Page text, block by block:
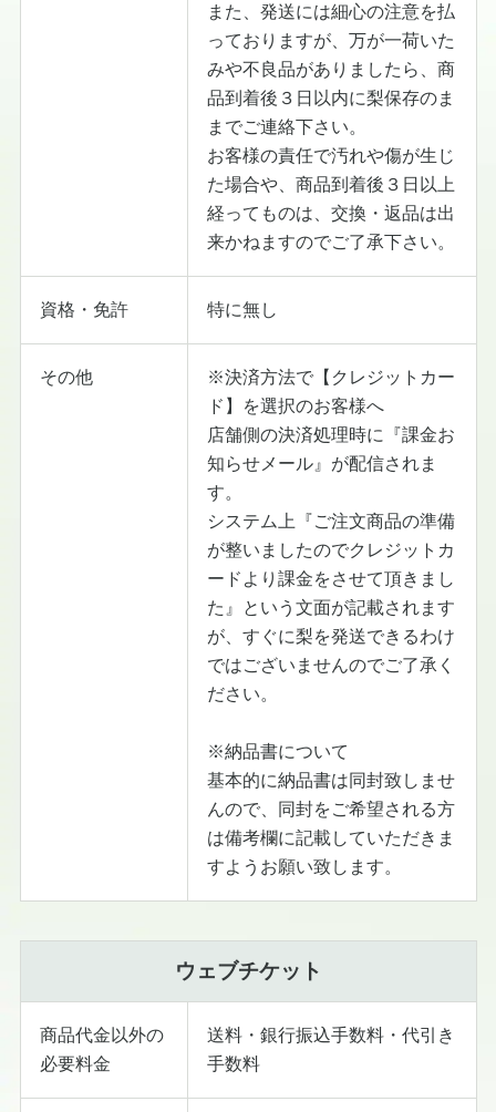
また、発送には細心の注意を払
っておりますが、万が一荷いた
みや不良品がありましたら、商
品到着後３日以内に梨保存のま
までご連絡下さい。
お客様の責任で汚れや傷が生じ
た場合や、商品到着後３日以上
経ってものは、交換・返品は出
来かねますのでご了承下さい。
資格・免許 特に無し
その他
※決済方法で【クレジットカー
ド】を選択のお客様へ
店舗側の決済処理時に『課金お
知らせメール』が配信されま
す。
システム上『ご注文商品の準備
が整いましたのでクレジットカ
ードより課金をさせて頂きまし
た』という文面が記載されます
が、すぐに梨を発送できるわけ
ではございませんのでご了承く
ださい。
※納品書について
基本的に納品書は同封致しませ
んので、同封をご希望される方
は備考欄に記載していただきま
すようお願い致します。
ウェブチケット
商品代金以外の
必要料金
送料・銀行振込手数料・代引き
手数料